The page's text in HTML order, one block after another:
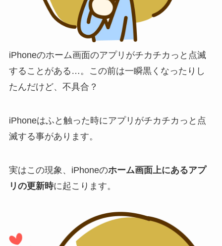
iPhoneのホーム画面のアプリがチカチカっと点滅
することがある…。この前は一瞬黒くなったりし
たんだけど、不具合？
iPhoneはふと触った時にアプリがチカチカっと点
滅する事があります。
実はこの現象、iPhoneのホーム画面上にあるアプ
リの更新時に起こります。